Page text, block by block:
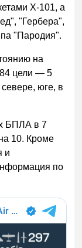
Х-101, а
"Гербера",
"Пародия".
на
цели — 5
юге, в
БПЛА в 7
10. Кроме
и
по